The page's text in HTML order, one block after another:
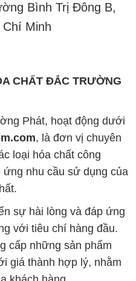
Bình Trị Đông B,
Chí Minh
CHẤT ĐẮC TRƯỜNG
Phát, hoạt động dưới
, là đơn vị chuyên
loại hóa chất công
nhu cầu sử dụng của
sự hài lòng và đáp ứng
với tiêu chí hàng đầu.
cấp những sản phẩm
giá thành hợp lý, nhằm